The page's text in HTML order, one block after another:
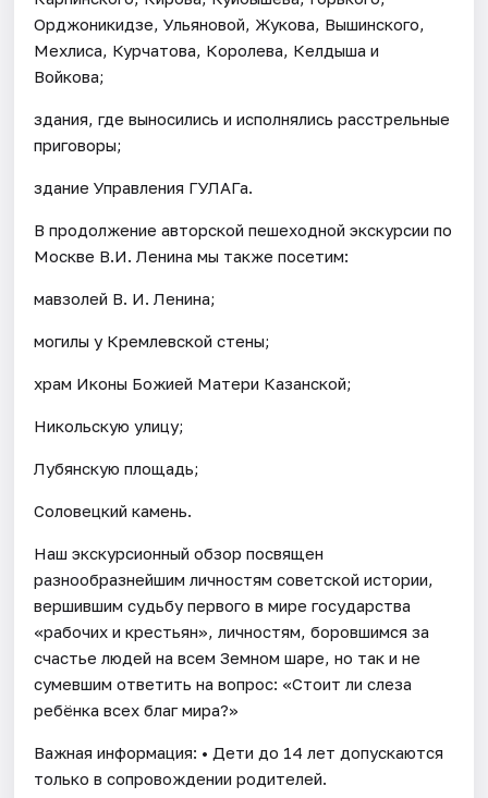
Орджоникидзе, Ульяновой, Жукова, Вышинского,
Мехлиса, Курчатова, Королева, Келдыша и
Войкова;
здания, где выносились и исполнялись расстрельные
приговоры;
здание Управления ГУЛАГа.
В продолжение авторской пешеходной экскурсии по
Москве В.И. Ленина мы также посетим:
мавзолей В. И. Ленина;
могилы у Кремлевской стены;
храм Иконы Божией Матери Казанской;
Никольскую улицу;
Лубянскую площадь;
Соловецкий камень.
Наш экскурсионный обзор посвящен
разнообразнейшим личностям советской истории,
вершившим судьбу первого в мире государства
«рабочих и крестьян», личностям, боровшимся за
счастье людей на всем Земном шаре, но так и не
сумевшим ответить на вопрос: «Стоит ли слеза
ребёнка всех благ мира?»
Важная информация: • Дети до 14 лет допускаются
только в сопровождении родителей.